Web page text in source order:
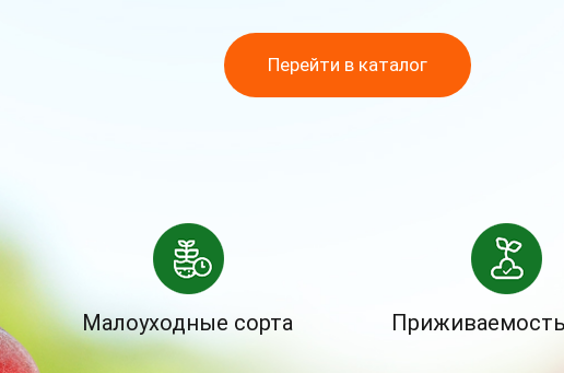
Перейти в каталог
Малоуходные сорта